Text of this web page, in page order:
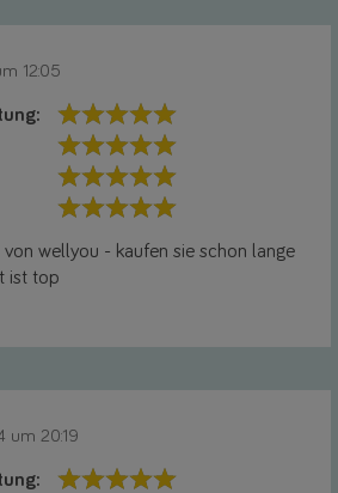
12:05
wellyou - kaufen sie schon lange
ist top
um 20:19